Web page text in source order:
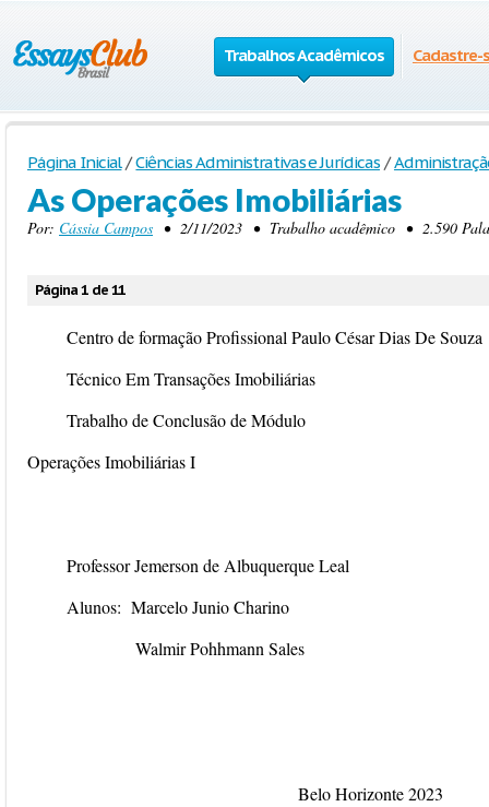
Trabalhos Acadêmicos Cadastre-
Página Inicial / Ciências Administrativas e Jurídicas /
As Operações Imobiliárias
Por: Cássia Campos • 2/11/2023 • Trabalho acadêmico • 2.590
Página 1 de 11
Centro de formação Profissional Paulo César Dias De Souza
Técnico Em Transações Imobiliárias
Trabalho de Conclusão de Módulo
Operações Imobiliárias I
Professor Jemerson de Albuquerque Leal
Alunos: Marcelo Junio Charino
Walmir Pohhmann Sales
Belo Horizonte 2023